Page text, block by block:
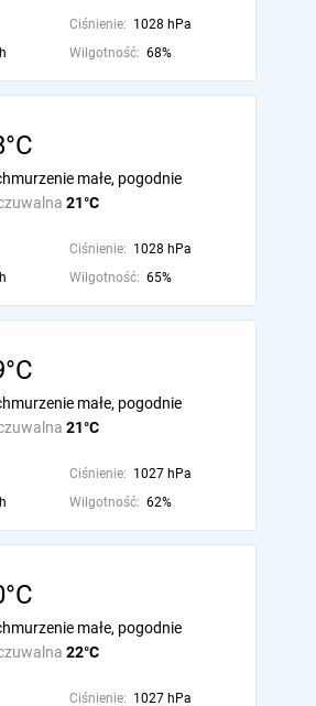
Ciśnienie: 1028 hPa
Wilgotność: 68%
21°C
małe, pogodnie
Ciśnienie: 1028 hPa
Wilgotność: 65%
21°C
małe, pogodnie
Ciśnienie: 1027 hPa
Wilgotność: 62%
22°C
małe, pogodnie
Ciśnienie: 1027 hPa